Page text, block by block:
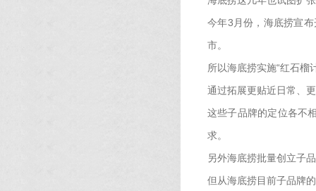
今年3月份，海底捞宣
市。
所以海底捞实施“红石榴
通过拓展更贴近日常、
这些子品牌的定位各不
求。
另外海底捞批量创立子
但从海底捞目前子品牌